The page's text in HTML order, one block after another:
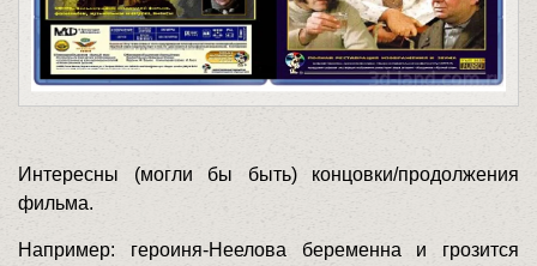
Интересны (могли бы быть) концовки/продолжения
фильма.
Например: героиня-Неелова беременна и грозится